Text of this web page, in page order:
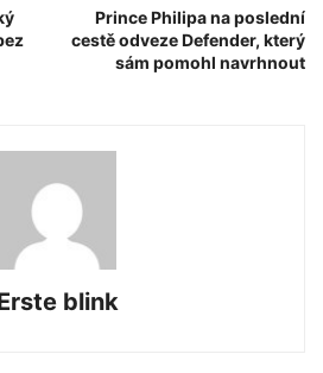
Prince Philipa na poslední
cestě odveze Defender, který
sám pomohl navrhnout
blink